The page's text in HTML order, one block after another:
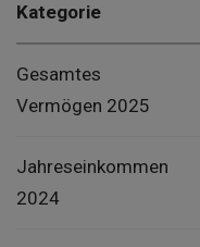
Kategorie
Gesamtes
Vermögen 2025
Jahreseinkommen
2024